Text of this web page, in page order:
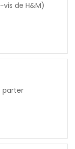
vis de H&M)
parter